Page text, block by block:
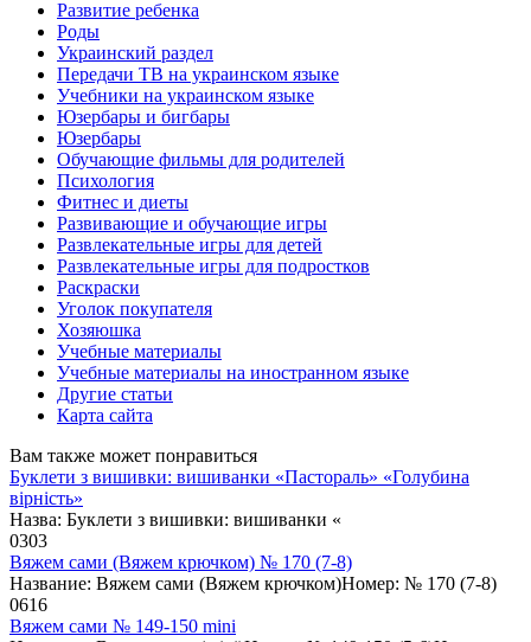
Развитие ребенка
Роды
Украинский раздел
Передачи ТВ на украинском языке
Учебники на украинском языке
Юзербары и бигбары
Юзербары
Обучающие фильмы для родителей
Психология
Фитнес и диеты
Развивающие и обучающие игры
Развлекательные игры для детей
Развлекательные игры для подростков
Раскраски
Уголок покупателя
Хозяюшка
Учебные материалы
Учебные материалы на иностранном языке
Другие статьи
Карта сайта
Вам также может понравиться
Буклети з вишивки: вишиванки «Пастораль» «Голубина
вірність»
Назва: Буклети з вишивки: вишиванки «
0303
Вяжем сами (Вяжем крючком) № 170 (7-8)
Название: Вяжем сами (Вяжем крючком)Номер: № 170 (7-8)
0616
Вяжем сами № 149-150 mini